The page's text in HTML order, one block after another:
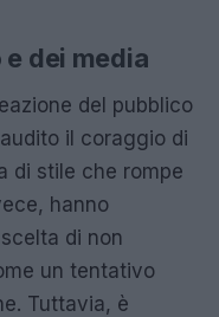
e dei media
del pubblico
il coraggio di
di stile che rompe
hanno
di non
un tentativo
Tuttavia, è